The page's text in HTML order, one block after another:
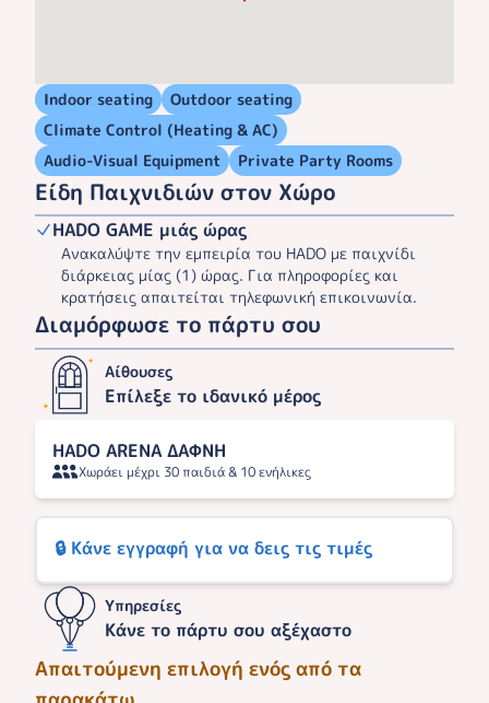
Indoor seating
Outdoor seating
Climate Control (Heating & AC)
Audio-Visual Equipment
Private Party Rooms
Είδη Παιχνιδιών στον Χώρο
HADO GAME μιάς ώρας
Ανακαλύψτε την εμπειρία του HADO με παιχνίδι
διάρκειας μίας (1) ώρας. Για πληροφορίες και
κρατήσεις απαιτείται τηλεφωνική επικοινωνία.
Διαμόρφωσε το πάρτυ σου
Αίθουσες
Επίλεξε το ιδανικό μέρος
HADO ARENA ΔΑΦΝΗ
Χωράει μέχρι 30 παιδιά & 10 ενήλικες
🔒 Κάνε εγγραφή για να δεις τις τιμές
Υπηρεσίες
Κάνε το πάρτυ σου αξέχαστο
Απαιτούμενη επιλογή ενός από τα